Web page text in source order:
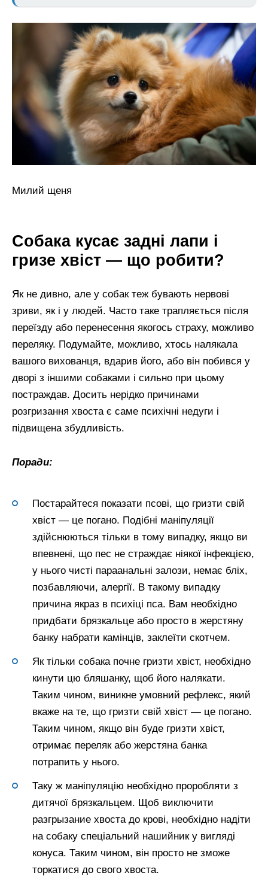
Милий щеня
Собака кусає задні лапи і
гризе хвіст — що робити?
Як не дивно, але у собак теж бувають нервові
зриви, як і у людей. Часто таке трапляється після
переїзду або перенесення якогось страху, можливо
переляку. Подумайте, можливо, хтось налякала
вашого вихованця, вдарив його, або він побився у
дворі з іншими собаками і сильно при цьому
постраждав. Досить нерідко причинами
розгризання хвоста є саме психічні недуги і
підвищена збудливість.
Поради:
Постарайтеся показати псові, що гризти свій
хвіст — це погано. Подібні маніпуляції
здійснюються тільки в тому випадку, якщо ви
впевнені, що пес не страждає ніякої інфекцією,
у нього чисті параанальні залози, немає бліх,
позбавляючи, алергії. В такому випадку
причина якраз в психіці пса. Вам необхідно
придбати брязкальце або просто в жерстяну
банку набрати камінців, заклеїти скотчем.
Як тільки собака почне гризти хвіст, необхідно
кинути цю бляшанку, щоб його налякати.
Таким чином, виникне умовний рефлекс, який
вкаже на те, що гризти свій хвіст — це погано.
Таким чином, якщо він буде гризти хвіст,
отримає переляк або жерстяна банка
потрапить у нього.
Таку ж маніпуляцію необхідно проробляти з
дитячої брязкальцем. Щоб виключити
разгрызание хвоста до крові, необхідно надіти
на собаку спеціальний нашийник у вигляді
конуса. Таким чином, він просто не зможе
торкатися до свого хвоста.